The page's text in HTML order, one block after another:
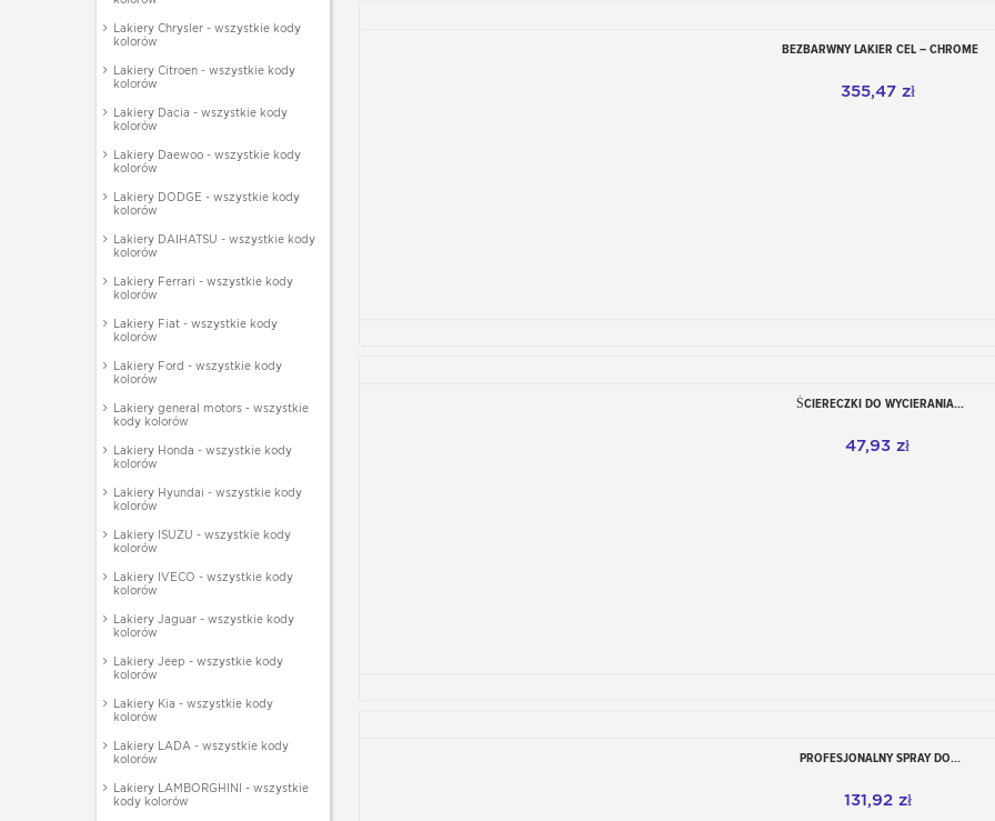
Lakiery Chrysler - wszystkie kody
kolorów
Lakiery Citroen - wszystkie kody
kolorów
Lakiery Dacia - wszystkie kody
kolorów
Lakiery Daewoo - wszystkie kody
kolorów
Lakiery DODGE - wszystkie kody
kolorów
Lakiery DAIHATSU - wszystkie kody
kolorów
Lakiery Ferrari - wszystkie kody
kolorów
Lakiery Fiat - wszystkie kody
kolorów
Lakiery Ford - wszystkie kody
kolorów
Lakiery general motors - wszystkie
kody kolorów
Lakiery Honda - wszystkie kody
kolorów
Lakiery Hyundai - wszystkie kody
kolorów
Lakiery ISUZU - wszystkie kody
kolorów
Lakiery IVECO - wszystkie kody
kolorów
Lakiery Jaguar - wszystkie kody
kolorów
Lakiery Jeep - wszystkie kody
kolorów
Lakiery Kia - wszystkie kody
kolorów
Lakiery LADA - wszystkie kody
kolorów
Lakiery LAMBORGHINI - wszystkie
kody kolorów
Dodaj do koszyka
BEZBARWNY LAKIER CEL – CHROME
355,47 zł
Dodaj do koszyka
ŚCIERECZKI DO WYCIERANIA...
47,93 zł
Dodaj do koszyka
PROFESJONALNY SPRAY DO...
131,92 zł